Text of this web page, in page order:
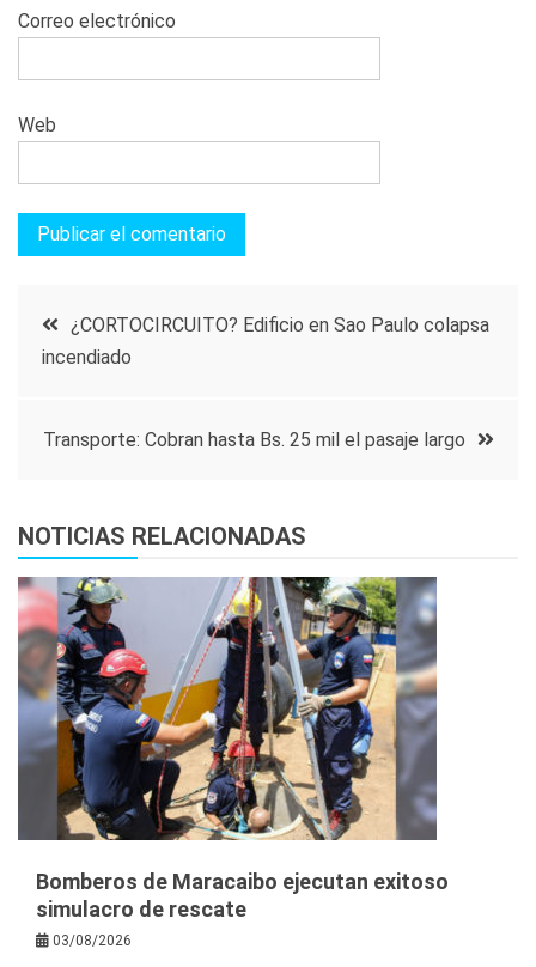
Correo electrónico
Web
Navegación
entradas
¿CORTOCIRCUITO? Edificio en Sao Paulo colapsa
incendiado
Transporte: Cobran hasta Bs. 25 mil el pasaje largo
NOTICIAS RELACIONADAS
Bomberos de Maracaibo ejecutan exitoso
simulacro de rescate
03/08/2026